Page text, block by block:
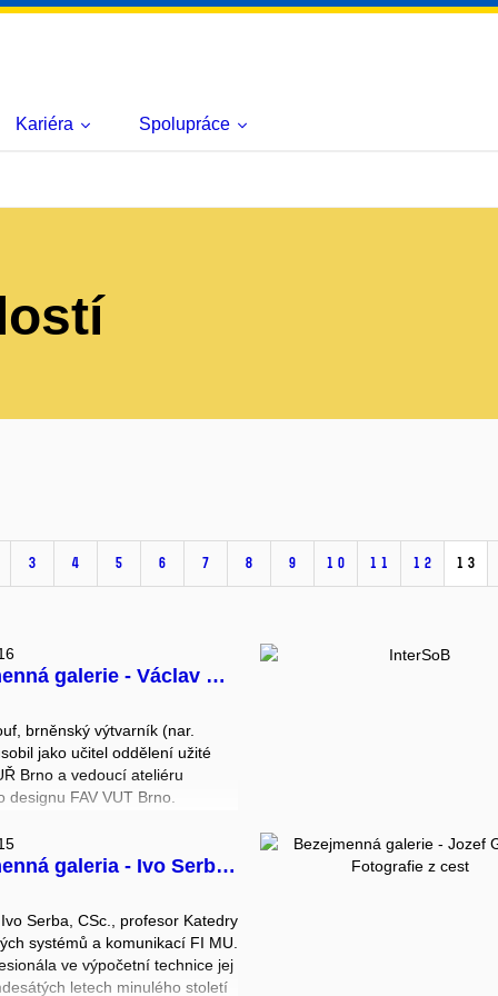
Kariéra Spolupráce
3 4 5 6 7 8 9 10 11 12 13
galerie - Václav Houf: Plakáty
brněnský výtvarník (nar.
jako učitel oddělení užité
Brno a vedoucí ateliéru
designu FAV VUT Brno.
galeria - Ivo Serba: MathArt
Serba, CSc., profesor Katedry
systémů a komunikací FI MU.
ve výpočetní technice jej
letech minulého století